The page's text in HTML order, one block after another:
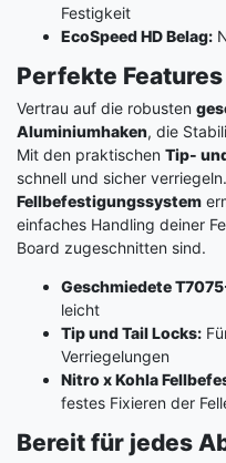
Festigkeit
EcoSpeed HD Belag:
Perfekte
Vertrau auf die robusten
Aluminiumhaken, die
Mit den praktischen Tip-
schnell und sicher
Fellbefestigungssystem
einfaches Handling deiner
Board zugeschnitten sind.
Geschmiedete
leicht
Tip und Tail Locks:
Verriegelungen
Nitro x Kohla
festes Fixieren der
Bereit für jedes